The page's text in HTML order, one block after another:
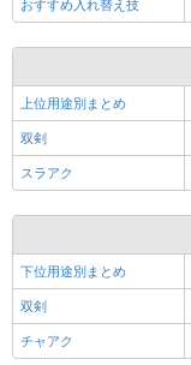
おすすめ入れ替え技
上位用途別まとめ
双剣
スラアク
下位用途別まとめ
双剣
チャアク